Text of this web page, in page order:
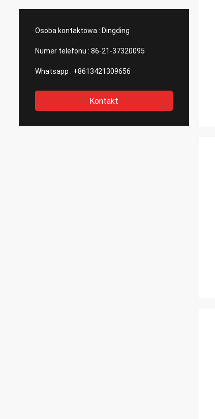
Osoba kontaktowa : Dingding
Numer telefonu : 86-21-37320095
Whatsapp : +8613421309656
Kontakt